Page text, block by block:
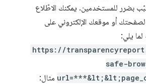
بضرر للمستخدمين. يمكنك الاطّلاع
أو موقعك الإلكتروني على
https://
safe-
مثال: